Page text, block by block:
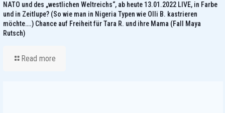
NATO und des „westlichen Weltreichs“, ab heute 13.01.2022 LIVE, in Farbe
und in Zeitlupe? (So wie man in Nigeria Typen wie Olli B. kastrieren
möchte….) Chance auf Freiheit für Tara R. und ihre Mama (Fall Maya
Rutsch)
Read more